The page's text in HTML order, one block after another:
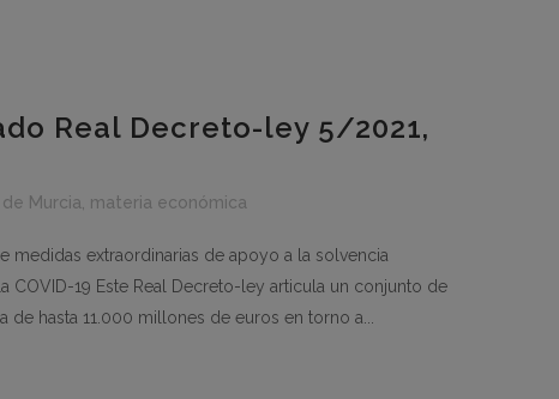
Real Decreto-ley 5/2021,
Murcia materia económica
medidas extraordinarias de apoyo a la solvencia
COVID-19 Este Real Decreto-ley articula un conjunto de
hasta 11.000 millones de euros en torno a...